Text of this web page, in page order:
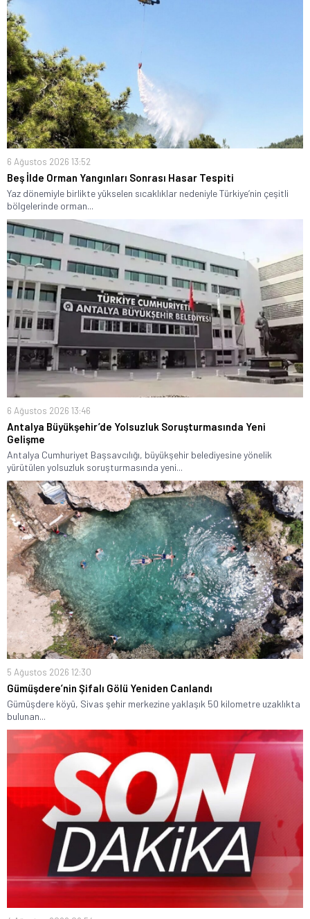
6 Ağustos 2026 13:52
Beş İlde Orman Yangınları Sonrası Hasar Tespiti
Yaz dönemiyle birlikte yükselen sıcaklıklar nedeniyle Türkiye’nin çeşitli
bölgelerinde orman...
6 Ağustos 2026 13:46
Antalya Büyükşehir’de Yolsuzluk Soruşturmasında Yeni
Gelişme
Antalya Cumhuriyet Başsavcılığı, büyükşehir belediyesine yönelik
yürütülen yolsuzluk soruşturmasında yeni...
5 Ağustos 2026 12:30
Gümüşdere’nin Şifalı Gölü Yeniden Canlandı
Gümüşdere köyü, Sivas şehir merkezine yaklaşık 50 kilometre uzaklıkta
bulunan...